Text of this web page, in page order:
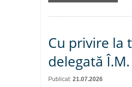
Cu privire la
delegată
Publicat: 21.07.2026